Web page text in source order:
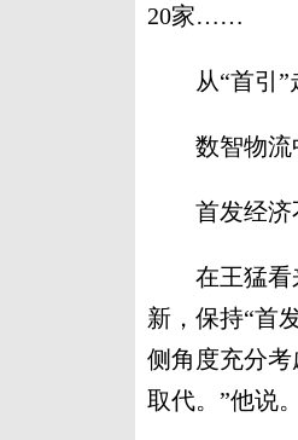
20家……
从“首引”
数智物流中
首发经济不
在王猛看来
新，保持“首
侧角度充分
取代。”他说。